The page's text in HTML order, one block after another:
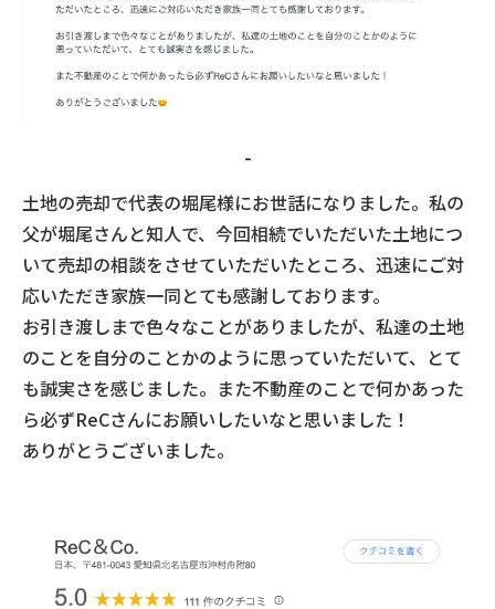
-
土地の売却で代表の堀尾様にお世話になりました。私の
父が堀尾さんと知人で、今回相続でいただいた土地につ
いて売却の相談をさせていただいたところ、迅速にご対
応いただき家族一同とても感謝しております。
お引き渡しまで色々なことがありましたが、私達の土地
のことを自分のことかのように思っていただいて、とて
も誠実さを感じました。また不動産のことで何かあった
ら必ずReCさんにお願いしたいなと思いました！
ありがとうございました。